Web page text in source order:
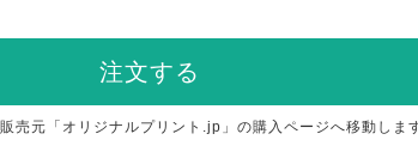
注文する
売元「オリジナルプリント.jp」の購入ページへ移動しま